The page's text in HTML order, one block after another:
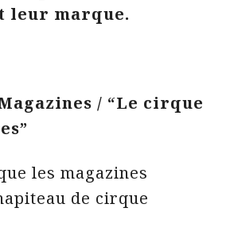
leur marque.
/ “Le cirque
les magazines
de cirque